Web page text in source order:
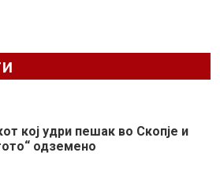
кој удри пешак во Скопје и
одземено